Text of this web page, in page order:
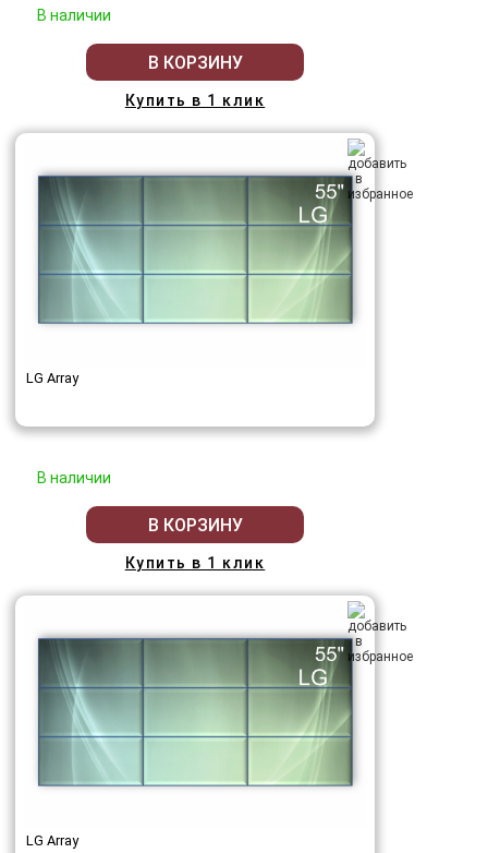
В наличии
В КОРЗИНУ
Купить в 1 клик
LG Array
В наличии
В КОРЗИНУ
Купить в 1 клик
LG Array